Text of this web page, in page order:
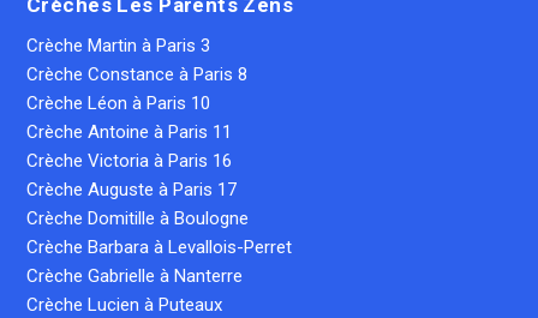
Crèches Les Parents Zens
Crèche Martin à Paris 3
Crèche Constance à Paris 8
Crèche Léon à Paris 10
Crèche Antoine à Paris 11
Crèche Victoria à Paris 16
Crèche Auguste à Paris 17
Crèche Domitille à Boulogne
Crèche Barbara à Levallois-Perret
Crèche Gabrielle à Nanterre
Crèche Lucien à Puteaux